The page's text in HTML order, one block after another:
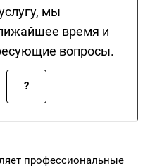
мы
время и
вопросы.
?
профессиональные